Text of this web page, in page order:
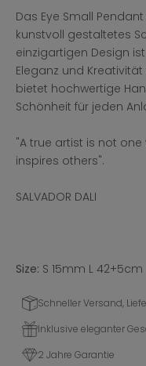
Das Eye Small
kunstvoll gestaltetes
einzigartigen Design
Eleganz und
bietet hochwertige
Schönheit für jeden
"A true artist is not
inspires others".
SALVADOR DALI
Size: S 15mm L 42+5cm
Schneller Versand,
Inklusive eleganter
2 Jahre Garantie